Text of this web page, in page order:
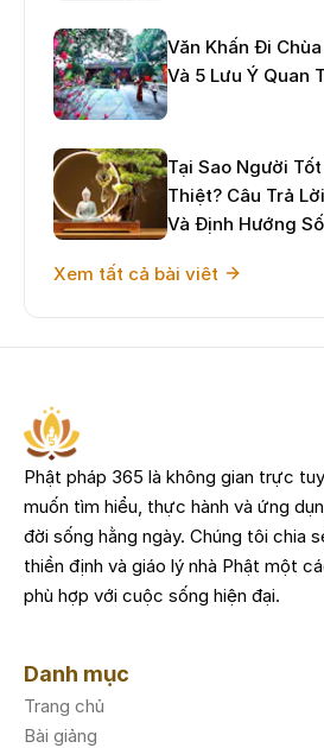
Văn Khấn Đi
Và 5 Lưu Ý Quan
Tại Sao Người
Thiệt? Câu Trả
Và Định Hướng
Xem tất cả bài viêt
Phật pháp 365 là không gian trực
muốn tìm hiểu, thực hành và ứng
đời sống hằng ngày. Chúng tôi chia
thiền định và giáo lý nhà Phật một
phù hợp với cuộc sống hiện đại.
Danh mục
Trang chủ
Bài giảng